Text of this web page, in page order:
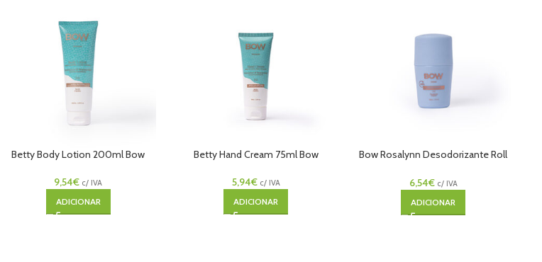
Betty Body Lotion 200ml Bow
9,54€ c/ IVA
ADICIONAR
Betty Hand Cream 75ml Bow
5,94€ c/ IVA
ADICIONAR
Bow Rosalynn Desodorizante Roll
6,54€ c/ IVA
ADICIONAR